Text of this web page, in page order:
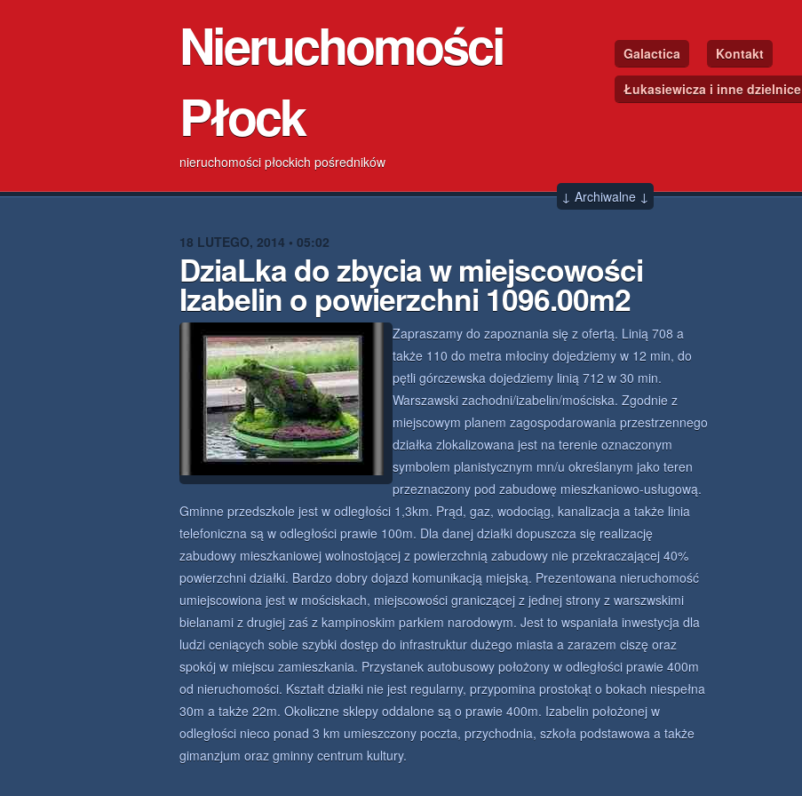
Nieruchomości
Płock
nieruchomości płockich pośredników
Galactica
Kontakt
Łukasiewicza i inne dzielnice
↓ Archiwalne ↓
18 LUTEGO, 2014 • 05:02
DziaLka do zbycia w miejscowości
Izabelin o powierzchni 1096.00m2
Zapraszamy do zapoznania się z ofertą. Linią 708 a
także 110 do metra młociny dojedziemy w 12 min, do
pętli górczewska dojedziemy linią 712 w 30 min.
Warszawski zachodni/izabelin/mościska. Zgodnie z
miejscowym planem zagospodarowania przestrzennego
działka zlokalizowana jest na terenie oznaczonym
symbolem planistycznym mn/u określanym jako teren
przeznaczony pod zabudowę mieszkaniowo-usługową.
Gminne przedszkole jest w odległości 1,3km. Prąd, gaz, wodociąg, kanalizacja a także linia
telefoniczna są w odległości prawie 100m. Dla danej działki dopuszcza się realizację
zabudowy mieszkaniowej wolnostojącej z powierzchnią zabudowy nie przekraczającej 40%
powierzchni działki. Bardzo dobry dojazd komunikacją miejską. Prezentowana nieruchomość
umiejscowiona jest w mościskach, miejscowości graniczącej z jednej strony z warszwskimi
bielanami z drugiej zaś z kampinoskim parkiem narodowym. Jest to wspaniała inwestycja dla
ludzi ceniących sobie szybki dostęp do infrastruktur dużego miasta a zarazem ciszę oraz
spokój w miejscu zamieszkania. Przystanek autobusowy położony w odległości prawie 400m
od nieruchomości. Kształt działki nie jest regularny, przypomina prostokąt o bokach niespełna
30m a także 22m. Okoliczne sklepy oddalone są o prawie 400m. Izabelin położonej w
odległości nieco ponad 3 km umieszczony poczta, przychodnia, szkoła podstawowa a także
gimanzjum oraz gminny centrum kultury.